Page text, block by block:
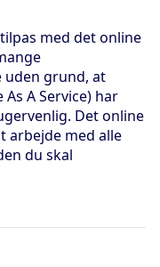
med det online
uden grund, at
A Service) har
Det online
arbejde med alle
du skal